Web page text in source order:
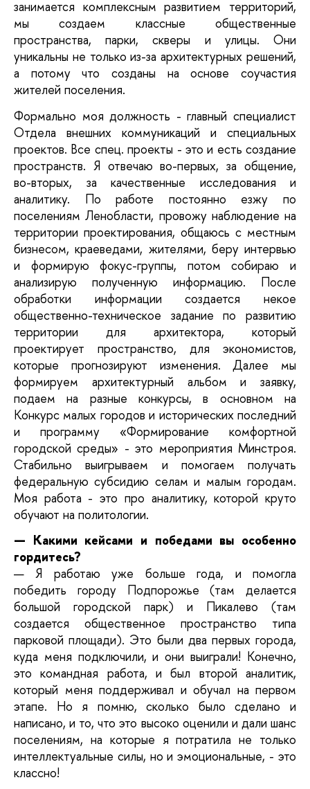
занимается комплексным развитием территорий,
мы создаем классные общественные
пространства, парки, скверы и улицы. Они
уникальны не только из-за архитектурных решений,
а потому что созданы на основе соучастия
жителей поселения.
Формально моя должность - главный специалист
Отдела внешних коммуникаций и специальных
проектов. Все спец. проекты - это и есть создание
пространств. Я отвечаю во-первых, за общение,
во-вторых, за качественные исследования и
аналитику. По работе постоянно езжу по
поселениям Ленобласти, провожу наблюдение на
территории проектирования, общаюсь с местным
бизнесом, краеведами, жителями, беру интервью
и формирую фокус-группы, потом собираю и
анализирую полученную информацию. После
обработки информации создается некое
общественно-техническое задание по развитию
территории для архитектора, который
проектирует пространство, для экономистов,
которые прогнозируют изменения. Далее мы
формируем архитектурный альбом и заявку,
подаем на разные конкурсы, в основном на
Конкурс малых городов и исторических последний
и программу «Формирование комфортной
городской среды» - это мероприятия Минстроя.
Стабильно выигрываем и помогаем получать
федеральную субсидию селам и малым городам.
Моя работа - это про аналитику, которой круто
обучают на политологии.
— Какими кейсами и победами вы особенно
гордитесь?
— Я работаю уже больше года, и помогла
победить городу Подпорожье (там делается
большой городской парк) и Пикалево (там
создается общественное пространство типа
парковой площади). Это были два первых города,
куда меня подключили, и они выиграли! Конечно,
это командная работа, и был второй аналитик,
который меня поддерживал и обучал на первом
этапе. Но я помню, сколько было сделано и
написано, и то, что это высоко оценили и дали шанс
поселениям, на которые я потратила не только
интеллектуальные силы, но и эмоциональные, - это
классно!